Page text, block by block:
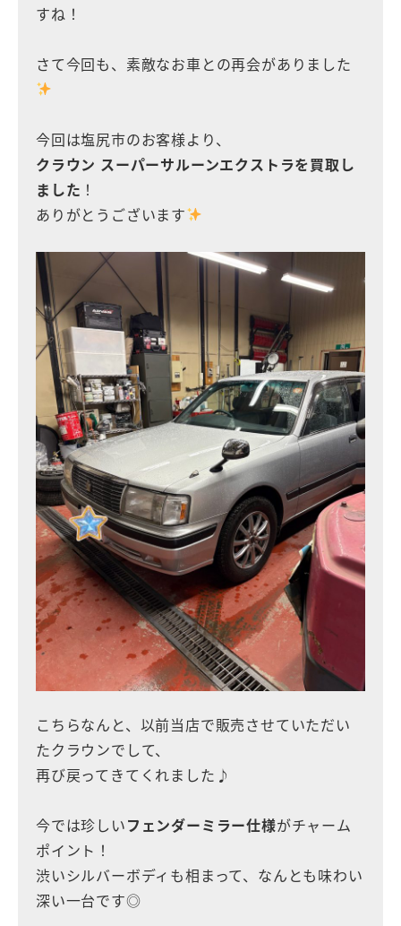
すね！
さて今回も、素敵なお車との再会がありました
今回は塩尻市のお客様より、
クラウン スーパーサルーンエクストラを買取し
ました ！
ありがとうございます
こちらなんと、以前当店で販売させていただい
たクラウンでして、
再び戻ってきてくれました♪
今では珍しいフェンダーミラー仕様がチャーム
ポイント！
渋いシルバーボディも相まって、なんとも味わい
深い一台です◎